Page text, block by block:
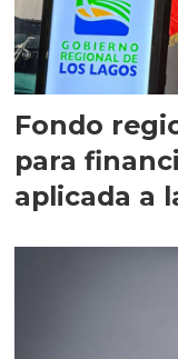
Fondo
para
aplicada a